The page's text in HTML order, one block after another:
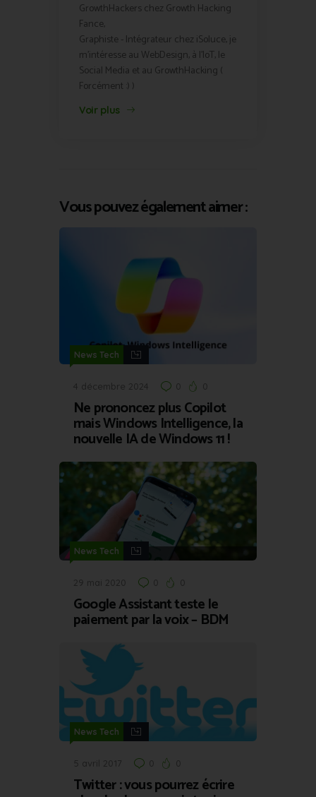
GrowthHackers chez Growth Hacking
Fance,
Graphiste - Intégrateur chez iSoluce, je
m'intéresse au WebDesign, à l'IoT, le
Social Media et au GrowthHacking (
Forcément :) )
Voir plus
Vous pouvez également aimer :
News Tech
4 décembre 2024 0 0
Ne prononcez plus Copilot
mais Windows Intelligence, la
nouvelle IA de Windows 11 !
News Tech
29 mai 2020 0 0
Google Assistant teste le
paiement par la voix – BDM
News Tech
5 avril 2017 0 0
Twitter : vous pourrez écrire